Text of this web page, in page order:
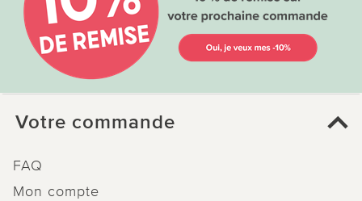
Votre commande
FAQ
Mon compte